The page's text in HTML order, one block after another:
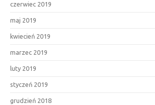
czerwiec 2019
maj 2019
kwiecień 2019
marzec 2019
luty 2019
styczeń 2019
grudzień 2018